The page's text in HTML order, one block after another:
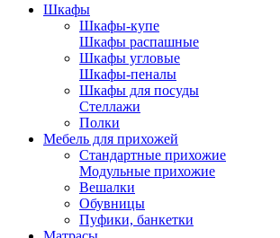
Шкафы
Шкафы-купе
Шкафы распашные
Шкафы угловые
Шкафы-пеналы
Шкафы для посуды
Стеллажи
Полки
Мебель для прихожей
Стандартные прихожие
Модульные прихожие
Вешалки
Обувницы
Пуфики, банкетки